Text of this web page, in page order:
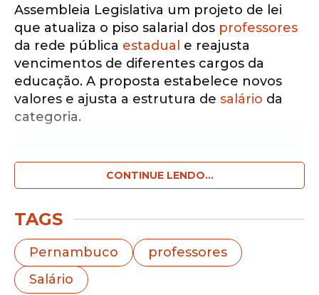
Assembleia Legislativa um projeto de lei
que atualiza o piso salarial dos professores
da rede pública estadual e reajusta
vencimentos de diferentes cargos da
educação. A proposta estabelece novos
valores e ajusta a estrutura de salário da
categoria.
Notícias pelo WhatsApp
Receba as notícias exclusivas do
de Prefeiturapelo nosso canal.
O texto fixa osaláriode contratação de
professores em R$ 5.130,63 para jornada de
CONTINUE LENDO...
TAGS
Pernambuco
professores
Salário